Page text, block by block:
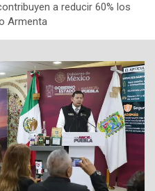
a reducir 60% los
Armenta